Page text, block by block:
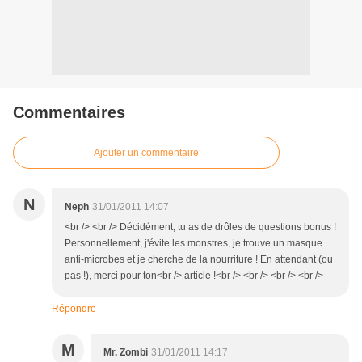
Commentaires
Ajouter un commentaire
N Neph 31/01/2011 14:07
<br /> <br /> Décidément, tu as de drôles de questions bonus !
Personnellement, j'évite les monstres, je trouve un masque
anti-microbes et je cherche de la nourriture ! En attendant (ou
pas !), merci pour ton<br /> article !<br /> <br /> <br /> <br />
Répondre
M Mr. Zombi 31/01/2011 14:17